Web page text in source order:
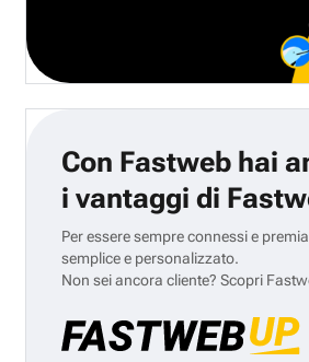
Con Fastweb hai
i vantaggi di
Per essere sempre connessi e
semplice e personalizzato.
Non sei ancora cliente? Scopri